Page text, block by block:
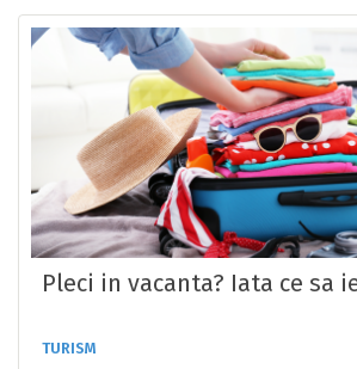
Pleci in vacanta? Iata ce sa
TURISM